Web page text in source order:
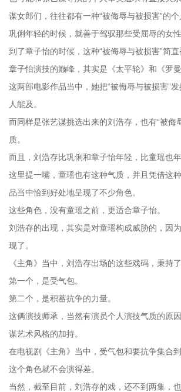
谋女郎们，往往都有一种“被侮辱与被损害”的个
巩俐年轻的时候，就善于驾驭那些受屈辱的女性
到了章子怡的时候，这种“被侮辱与被损害”简直
章子怡演技的巅峰，其实是《太平轮》和《罗
这两部电影作品当中，她把“被侮辱与被损害”
人能及。
而同样是张艺谋挑选出来的刘浩存，也有“被侮
质。
而且，刘浩存比巩俐和章子怡年轻，比童瑶也年
这里提一嘴，童瑶也有这种气质，并且凭借这
品当中恰到好处地呈现了不少角色。
这些角色，没有童瑶之前，更适合章子怡。
刘浩存的出现，其实是对童瑶构成威胁的，因
现了。
《主角》当中，刘浩存出场的这些戏码，秉持
第一个，是受气包。
第二个，是积蓄抗争的力量。
这俩演技师承，当然有演员个人演技气质的原
谋艺术风格的加持。
在电视剧《主角》当中，受气包和要抗争集合
这个角色就不会演得差。
当然，截至目前，刘浩存的戏，还不到两集，